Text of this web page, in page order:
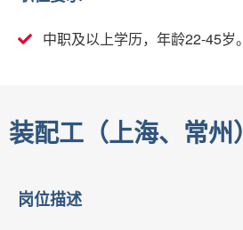
中职及以上学历，年龄22-45岁。
装配工（上海、常州）
岗位描述